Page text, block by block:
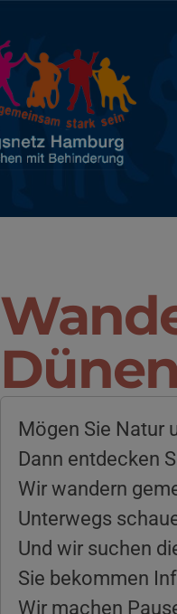
Mögen Sie Natur
Dann entdecken
Wir wandern
Unterwegs
Und wir suchen
Sie bekommen
Wir machen